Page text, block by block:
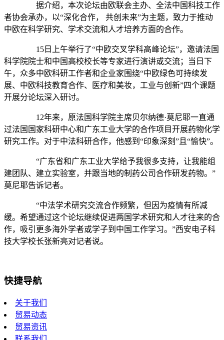
据介绍，本次论坛由欧联会主办、全法中国科技工作
者协会承办，以“深化合作， 共创未来”为主题，致力于推动
中欧在科学研究、学术交流和人才培养方面的合作。
15日上午举行了“中欧交叉学科高峰论坛”，邀请法国
科学院院士和中国高校校长等专家进行演讲或交流；当日下
午，众多中欧科研工作者和企业家围绕“中欧绿色可持续发
展、中欧科技教育合作、医疗和美妆，工业与创新”四个课题
开展分论坛深入研讨。
12年来，原法国科学院主席贝尔纳德·莫尼耶一直通
过法国国家科研中心和广东工业大学的合作项目开展药物化学
研究工作。对于中法科研合作，他感到“印象深刻”且“愉快”。
“广东省和广东工业大学给予我很多支持，让我能组
建团队、建立实验室，并跟当地的制药公司合作研发药物。”
莫尼耶告诉记者。
“中法学术研究交流合作频繁，但因为疫情有所减
缓。希望通过这个论坛继续促进两国学术研究和人才往来的合
作，吸引更多海外学者或学子到中国工作学习。”西安电子科
技大学校长张新亮对记者说。
快捷导航
关于我们
贸易动态
贸易资讯